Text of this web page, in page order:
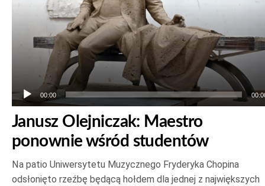
00:00
Janusz Olejniczak: Maestro
ponownie wśród studentów
Na patio Uniwersytetu Muzycznego Fryderyka Chopina
odsłonięto rzeźbę będącą hołdem dla jednej z największych